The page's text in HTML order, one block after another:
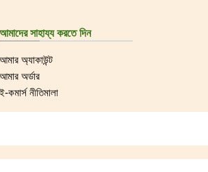
আমাদের সাহায্য করতে দিন
আমার অ্যাকাউন্ট
আমার অর্ডার
ই-কমার্স নীতিমালা